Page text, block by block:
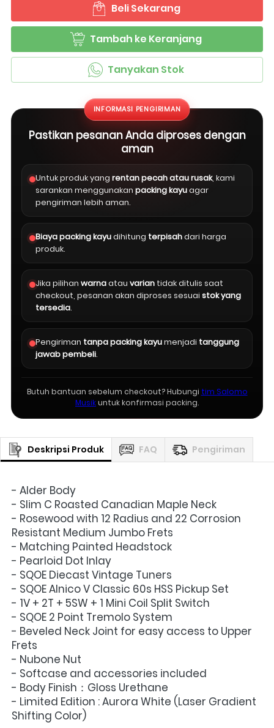
` Beli Sekarang
` Tambah ke Keranjang
` Tanyakan Stok
INFORMASI PENGIRIMAN
Pastikan pesanan Anda diproses dengan
aman
Untuk produk yang rentan pecah atau rusak, kami
sarankan menggunakan packing kayuagar
pengiriman lebih aman.
Biaya packing kayudihitung terpisahdari harga
produk.
Jika pilihan warnaatau varian tidak ditulis saat
checkout, pesanan akan diproses sesuai stok yang
tersedia.
Pengiriman tanpa packing kayumenjadi tanggung
jawab pembeli.
Butuh bantuan sebelum checkout? Hubungi tim Salomo
Musikuntuk konfirmasi packing.
Deskripsi Produk FAQ Pengiriman
- Alder Body
- Slim C Roasted Canadian Maple Neck
- Rosewood with 12 Radius and 22 Corrosion
Resistant Medium Jumbo Frets
- Matching Painted Headstock
- Pearloid Dot Inlay
- SQOE Diecast Vintage Tuners
- SQOE Alnico V Classic 60s HSS Pickup Set
- 1V + 2T + 5SW + 1 Mini Coil Split Switch
- SQOE 2 Point Tremolo System
- Beveled Neck Joint for easy access to Upper
Frets
- Nubone Nut
- Softcase and accessories included
- Body Finish：Gloss Urethane
- Limited Edition : Aurora White (Laser Gradient
Shifting Color)